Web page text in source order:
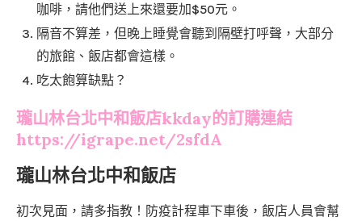
咖啡，請他們送上來還要加$50元。
隔音不算差，但晚上睡覺會聽到隔壁打呼聲，大部分
的旅館、飯店都會這樣。
吃太飽算缺點？
瓏山林台北中和飯店kkday的訂購連結
https://igrape.net/2sfdA
瓏山林台北中和飯店
初次見面，請多指教！防疫計程車下車後，飯店人員會幫